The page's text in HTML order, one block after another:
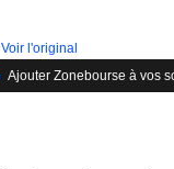
Voir l'original
Ajouter Zonebourse à vos